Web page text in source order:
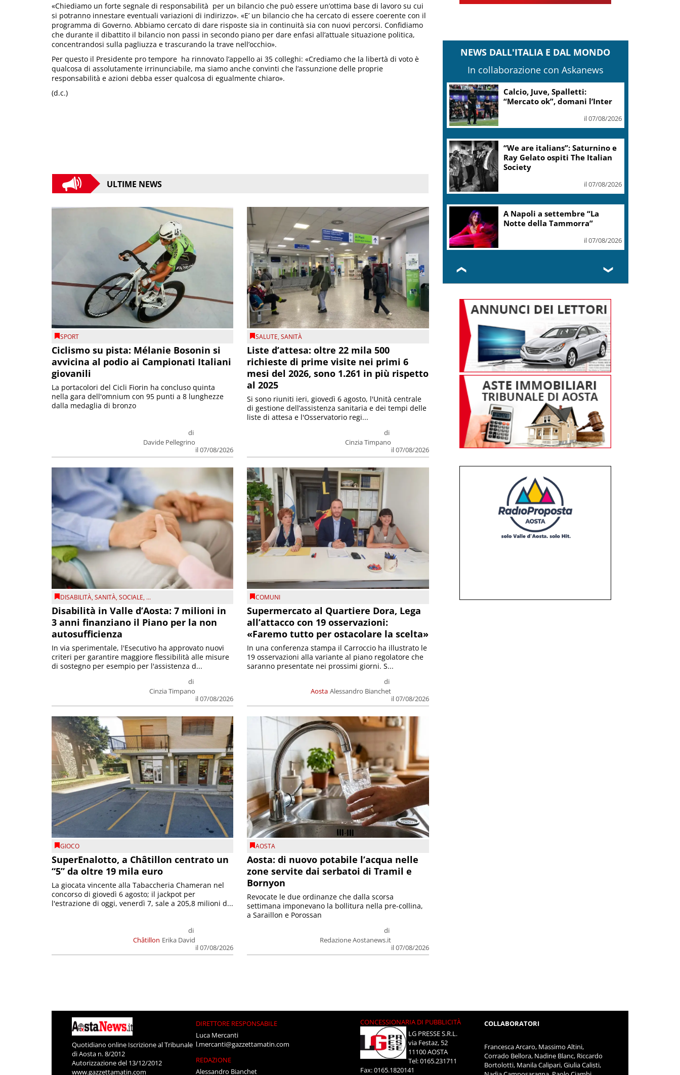
«Chiediamo un forte segnale di responsabilità per un bilancio che può essere un’ottima base di lavoro su cui
si potranno innestare eventuali variazioni di indirizzo». «E’ un bilancio che ha cercato di essere coerente con il
programma di Governo. Abbiamo cercato di dare risposte sia in continuità sia con nuovi percorsi. Confidiamo
che durante il dibattito il bilancio non passi in secondo piano per dare enfasi all’attuale situazione politica,
concentrandosi sulla pagliuzza e trascurando la trave nell’occhio».
Per questo il Presidente pro tempore ha rinnovato l’appello ai 35 colleghi: «Crediamo che la libertà di voto è
qualcosa di assolutamente irrinunciabile, ma siamo anche convinti che l’assunzione delle proprie
responsabilità e azioni debba esser qualcosa di egualmente chiaro».
(d.c.)
ULTIME NEWS
SPORT
Ciclismo su pista: Mélanie Bosonin si
avvicina al podio ai Campionati Italiani
giovanili
di
Davide Pellegrino
il 07/08/2026
La portacolori del Cicli Fiorin ha concluso quinta
nella gara dell'omnium con 95 punti a 8 lunghezze
dalla medaglia di bronzo
SALUTE,SANITÀ
Liste d’attesa: oltre 22 mila 500
richieste di prime visite nei primi 6
mesi del 2026, sono 1.261 in più rispetto
al 2025
di
Cinzia Timpano
il 07/08/2026
Si sono riuniti ieri, giovedì 6 agosto, l'Unità centrale
di gestione dell’assistenza sanitaria e dei tempi delle
liste di attesa e l'Osservatorio regi...
DISABILITÀ,SANITÀ,SOCIALE, ...
Disabilità in Valle d’Aosta: 7 milioni in
3 anni finanziano il Piano per la non
autosufficienza
di
Cinzia Timpano
il 07/08/2026
In via sperimentale, l'Esecutivo ha approvato nuovi
criteri per garantire maggiore flessibilità alle misure
di sostegno per esempio per l'assistenza d...
COMUNI
Supermercato al Quartiere Dora, Lega
all’attacco con 19 osservazioni:
«Faremo tutto per ostacolare la scelta»
Aosta
di
Alessandro Bianchet
il 07/08/2026
In una conferenza stampa il Carroccio ha illustrato le
19 osservazioni alla variante al piano regolatore che
saranno presentate nei prossimi giorni. S...
GIOCO
SuperEnalotto, a Châtillon centrato un
“5” da oltre 19 mila euro
Châtillon
di
Erika David
il 07/08/2026
La giocata vincente alla Tabaccheria Chameran nel
concorso di giovedì 6 agosto; il jackpot per
l'estrazione di oggi, venerdì 7, sale a 205,8 milioni d...
AOSTA
Aosta: di nuovo potabile l’acqua nelle
zone servite dai serbatoi di Tramil e
Bornyon
di
Redazione Aostanews.it
il 07/08/2026
Revocate le due ordinanze che dalla scorsa
settimana imponevano la bollitura nella pre-collina,
a Saraillon e Porossan
NEWS DALL'ITALIA E DAL MONDO
In collaborazione con Askanews
MotoGp, Alex Marquez il più
veloce nelle Libere 1 a
il 07/08/2026
Europei nuoto, Taddeucci
bronzo nella knockout sprint
il 07/08/2026
Museo Emigrazione Italiana:
da Marcinelle a sicurezza sul
lavoro oggi
il 07/08/2026
❮ ❯
Quotidiano online Iscrizione al Tribunale
di Aosta n. 8/2012
Autorizzazione del 13/12/2012
www.gazzettamatin.com
DIRETTORE RESPONSABILE
Luca Mercanti
l.mercanti@gazzettamatin.com
REDAZIONE
Alessandro Bianchet
CONCESSIONARIA DI PUBBLICITÀ
LG PRESSE S.R.L.
via Festaz, 52
11100 AOSTA
Tel: 0165.231711
Fax: 0165.1820141
COLLABORATORI
Francesca Arcaro, Massimo Altini,
Corrado Bellora, Nadine Blanc, Riccardo
Bortolotti, Manila Calipari, Giulia Calisti,